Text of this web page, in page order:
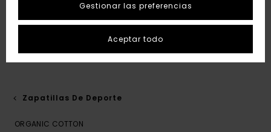
Zapatillas De Deporte
ORGANIC COTTON
Gestionar las preferencias
Aceptar todo